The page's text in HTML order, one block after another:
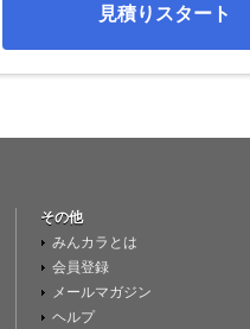
見積りスタート
その他
みんカラとは
会員登録
メールマガジン
ヘルプ